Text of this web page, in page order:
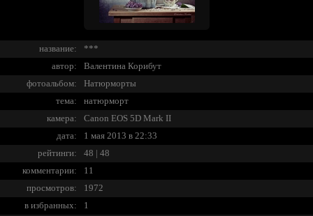
название:
***
автор:
Валентина Корибут
фотоальбом:
Натюрморты
тема:
натюрморт
камера:
Canon EOS 5D Mark II
дата:
1 мая 2013 в 22:33
рейтинги:
48 | 48
комментарии:
11
просмотров:
1972
в избранных:
1